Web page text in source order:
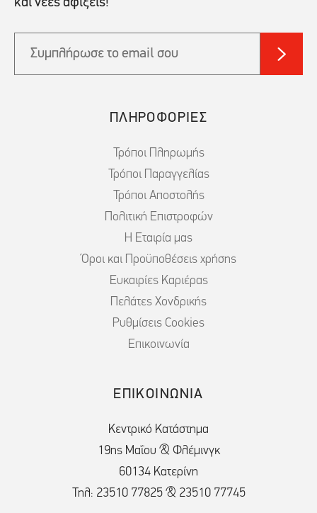
και νέες αφίξεις!
ΠΛΗΡΟΦΟΡΙΕΣ
Τρόποι Πληρωμής
Τρόποι Παραγγελίας
Τρόποι Αποστολής
Πολιτική Επιστροφών
Η Εταιρία μας
Όροι και Προϋποθέσεις χρήσης
Ευκαιρίες Καριέρας
Πελάτες Χονδρικής
Ρυθμίσεις Cookies
Επικοινωνία
ΕΠΙΚΟΙΝΩΝΙΑ
Κεντρικό Κατάστημα
19ης Μαΐου & Φλέμινγκ
60134 Κατερίνη
Τηλ: 23510 77825 & 23510 77745